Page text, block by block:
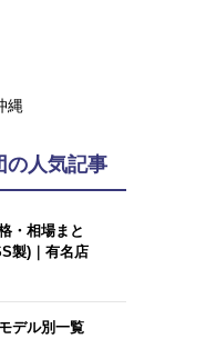
縄
の人気記事
・相場まと
製)｜有名店
デル別一覧